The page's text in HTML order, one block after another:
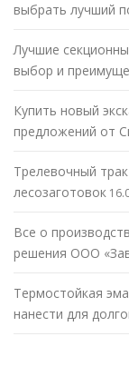
выбрать лучший
Лучшие
выбор и
Купить новый
предложений от
Трелевочный
лесозаготовок
Все о
решения ООО
Термостойкая
нанести для